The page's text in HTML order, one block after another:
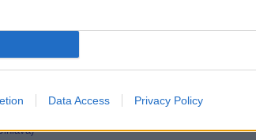
Data Access Privacy Policy